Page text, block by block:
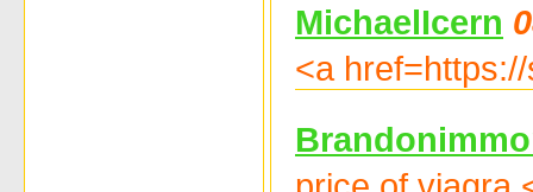
MichaelIcern
<a